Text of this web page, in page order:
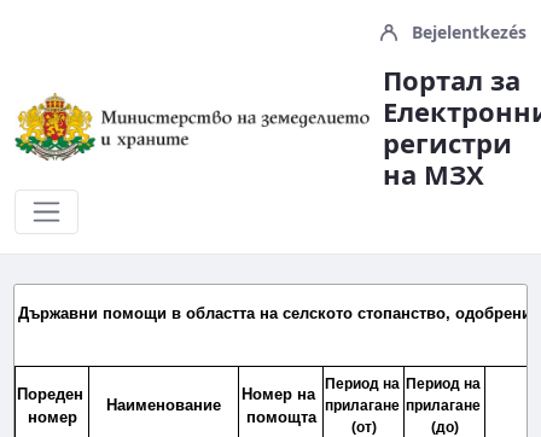
Bejelentkezés
Портал за
регистри
на МЗX
Справки и Отчети
Държавни помощи в областта на селското стопанство, одобрени
Пореден
номер
Наименование
Номер на
помощта
Период на
прилагане
(от)
Период на
прилагане
(до)